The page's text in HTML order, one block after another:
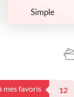
Simple
mes favoris 12